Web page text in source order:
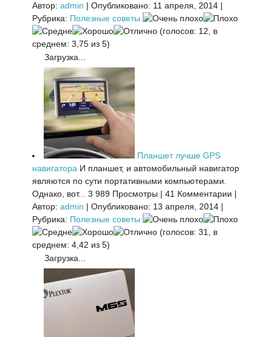
Автор: admin | Опубликовано: 11 апреля, 2014 |
Рубрика: Полезные советы
(голосов: 12, в
среднем: 3,75 из 5)
Загрузка...
Планшет лучше GPS
навигатора И планшет, и автомобильный навигатор
являются по сути портативными компьютерами.
Однако, вот...
3 989 Просмотры | 41 Комментарии |
Автор: admin | Опубликовано: 13 апреля, 2014 |
Рубрика: Полезные советы
(голосов: 31, в
среднем: 4,42 из 5)
Загрузка...